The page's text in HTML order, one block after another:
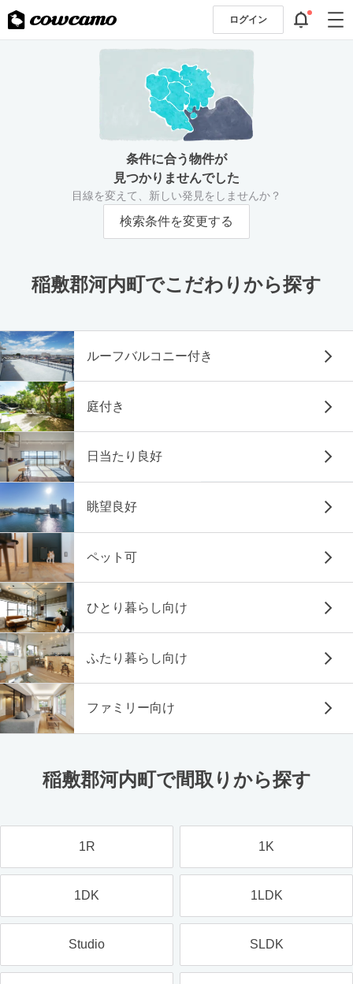
ログイン
条件に合う物件が
見つかりませんでした
目線を変えて、新しい発見をしませんか？
検索条件を変更する
稲敷郡河内町でこだわりから探す
ルーフバルコニー付き
庭付き
日当たり良好
眺望良好
ペット可
ひとり暮らし向け
ふたり暮らし向け
ファミリー向け
稲敷郡河内町で間取りから探す
1R 1K
1DK 1LDK
Studio SLDK